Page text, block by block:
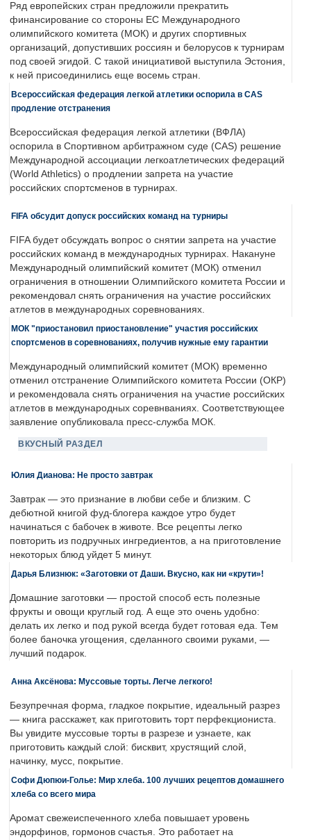
Ряд европейских стран предложили прекратить
финансирование со стороны ЕС Международного
олимпийского комитета (МОК) и других спортивных
организаций, допустивших россиян и белорусов к турнирам
под своей эгидой. С такой инициативой выступила Эстония,
к ней присоединились еще восемь стран.
Всероссийская федерация легкой атлетики оспорила в CAS
продление отстранения
Всероссийская федерация легкой атлетики (ВФЛА)
оспорила в Спортивном арбитражном суде (CAS) решение
Международной ассоциации легкоатлетических федераций
(World Athletics) о продлении запрета на участие
российских спортсменов в турнирах.
FIFA обсудит допуск российских команд на турниры
FIFA будет обсуждать вопрос о снятии запрета на участие
российских команд в международных турнирах. Накануне
Международный олимпийский комитет (МОК) отменил
ограничения в отношении Олимпийского комитета России и
рекомендовал снять ограничения на участие российских
атлетов в международных соревнованиях.
МОК "приостановил приостановление" участия российских
спортсменов в соревнованиях, получив нужные ему гарантии
Международный олимпийский комитет (МОК) временно
отменил отстранение Олимпийского комитета России (ОКР)
и рекомендовала снять ограничения на участие российских
атлетов в международных соревнваниях. Соответствующее
заявление опубликовала пресс-служба МОК.
ВКУСНЫЙ РАЗДЕЛ
Юлия Дианова: Не просто завтрак
Завтрак — это признание в любви себе и близким. С
дебютной книгой фуд-блогера каждое утро будет
начинаться с бабочек в животе. Все рецепты легко
повторить из подручных ингредиентов, а на приготовление
некоторых блюд уйдет 5 минут.
Дарья Близнюк: «Заготовки от Даши. Вкусно, как ни «крути»!
Домашние заготовки — простой способ есть полезные
фрукты и овощи круглый год. А еще это очень удобно:
делать их легко и под рукой всегда будет готовая еда. Тем
более баночка угощения, сделанного своими руками, —
лучший подарок.
Анна Аксёнова: Муссовые торты. Легче легкого!
Безупречная форма, гладкое покрытие, идеальный разрез
— книга расскажет, как приготовить торт перфекциониста.
Вы увидите муссовые торты в разрезе и узнаете, как
приготовить каждый слой: бисквит, хрустящий слой,
начинку, мусс, покрытие.
Софи Дюпюи-Голье: Мир хлеба. 100 лучших рецептов домашнего
хлеба со всего мира
Аромат свежеиспеченного хлеба повышает уровень
эндорфинов, гормонов счастья. Это работает на